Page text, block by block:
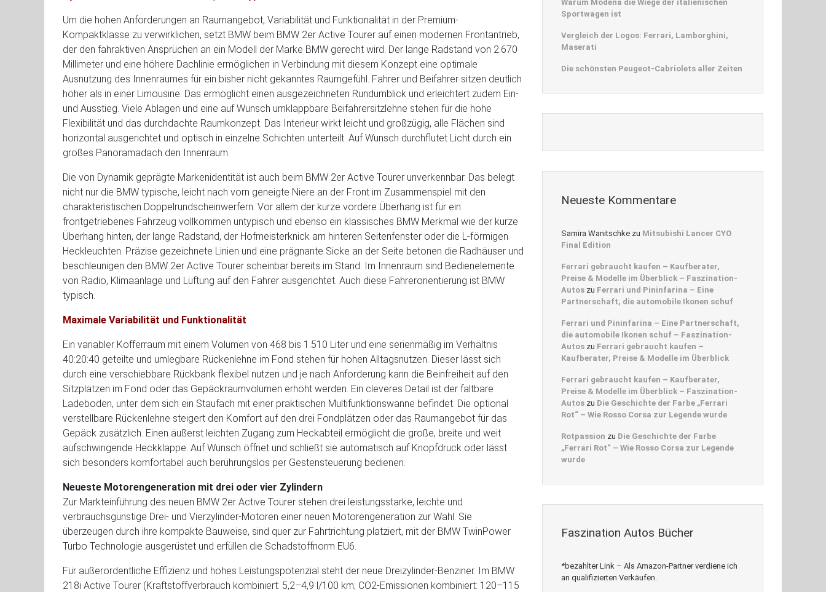
Um die hohen Anforderungen an Raumangebot, Variabilität und Funktionalität in der Premium-
Kompaktklasse zu verwirklichen, setzt BMW beim BMW 2er Active Tourer auf einen modernen Frontantrieb,
der den fahraktiven Ansprüchen an ein Modell der Marke BMW gerecht wird. Der lange Radstand von 2.670
Millimeter und eine höhere Dachlinie ermöglichen in Verbindung mit diesem Konzept eine optimale
Ausnutzung des Innenraumes für ein bisher nicht gekanntes Raumgefühl. Fahrer und Beifahrer sitzen deutlich
höher als in einer Limousine. Das ermöglicht einen ausgezeichneten Rundumblick und erleichtert zudem Ein-
und Ausstieg. Viele Ablagen und eine auf Wunsch umklappbare Beifahrersitzlehne stehen für die hohe
Flexibilität und das durchdachte Raumkonzept. Das Interieur wirkt leicht und großzügig, alle Flächen sind
horizontal ausgerichtet und optisch in einzelne Schichten unterteilt. Auf Wunsch durchflutet Licht durch ein
großes Panoramadach den Innenraum.
Die von Dynamik geprägte Markenidentität ist auch beim BMW 2er Active Tourer unverkennbar. Das belegt
nicht nur die BMW typische, leicht nach vorn geneigte Niere an der Front im Zusammenspiel mit den
charakteristischen Doppelrundscheinwerfern. Vor allem der kurze vordere Überhang ist für ein
frontgetriebenes Fahrzeug vollkommen untypisch und ebenso ein klassisches BMW Merkmal wie der kurze
Überhang hinten, der lange Radstand, der Hofmeisterknick am hinteren Seitenfenster oder die L-förmigen
Heckleuchten. Präzise gezeichnete Linien und eine prägnante Sicke an der Seite betonen die Radhäuser und
beschleunigen den BMW 2er Active Tourer scheinbar bereits im Stand. Im Innenraum sind Bedienelemente
von Radio, Klimaanlage und Lüftung auf den Fahrer ausgerichtet. Auch diese Fahrerorientierung ist BMW
typisch.
Maximale Variabilität und Funktionalität
Ein variabler Kofferraum mit einem Volumen von 468 bis 1.510 Liter und eine serienmäßig im Verhältnis
40:20:40 geteilte und umlegbare Rückenlehne im Fond stehen für hohen Alltagsnutzen. Dieser lässt sich
durch eine verschiebbare Rückbank flexibel nutzen und je nach Anforderung kann die Beinfreiheit auf den
Sitzplätzen im Fond oder das Gepäckraumvolumen erhöht werden. Ein cleveres Detail ist der faltbare
Ladeboden, unter dem sich ein Staufach mit einer praktischen Multifunktionswanne befindet. Die optional
verstellbare Rückenlehne steigert den Komfort auf den drei Fondplätzen oder das Raumangebot für das
Gepäck zusätzlich. Einen äußerst leichten Zugang zum Heckabteil ermöglicht die große, breite und weit
aufschwingende Heckklappe. Auf Wunsch öffnet und schließt sie automatisch auf Knopfdruck oder lässt
sich besonders komfortabel auch berührungslos per Gestensteuerung bedienen.
Neueste Motorengeneration mit drei oder vier Zylindern
Zur Markteinführung des neuen BMW 2er Active Tourer stehen drei leistungsstarke, leichte und
verbrauchsgünstige Drei- und Vierzylinder-Motoren einer neuen Motorengeneration zur Wahl. Sie
überzeugen durch ihre kompakte Bauweise, sind quer zur Fahrtrichtung platziert, mit der BMW TwinPower
Turbo Technologie ausgerüstet und erfüllen die Schadstoffnorm EU6.
Für außerordentliche Effizienz und hohes Leistungspotenzial steht der neue Dreizylinder-Benziner. Im BMW
218i Active Tourer (Kraftstoffverbrauch kombiniert: 5,2–4,9 l/100 km; CO2-Emissionen kombiniert: 120–115
Warum Modena die Wiege der italienischen
Sportwagen ist
Vergleich der Logos: Ferrari, Lamborghini,
Maserati
Die schönsten Peugeot-Cabriolets aller Zeiten
Neueste Kommentare
Samira Wanitschke zu Mitsubishi Lancer CYO
Final Edition
Ferrari gebraucht kaufen – Kaufberater,
Preise & Modelle im Überblick – Faszination-
Autos zu Ferrari und Pininfarina – Eine
Partnerschaft, die automobile Ikonen schuf
Ferrari und Pininfarina – Eine Partnerschaft,
die automobile Ikonen schuf – Faszination-
Autos zu Ferrari gebraucht kaufen –
Kaufberater, Preise & Modelle im Überblick
Ferrari gebraucht kaufen – Kaufberater,
Preise & Modelle im Überblick – Faszination-
Autos zu Die Geschichte der Farbe „Ferrari
Rot“ – Wie Rosso Corsa zur Legende wurde
Rotpassion zu Die Geschichte der Farbe
„Ferrari Rot“ – Wie Rosso Corsa zur Legende
wurde
Faszination Autos Bücher
*bezahlter Link – Als Amazon-Partner verdiene ich
an qualifizierten Verkäufen.